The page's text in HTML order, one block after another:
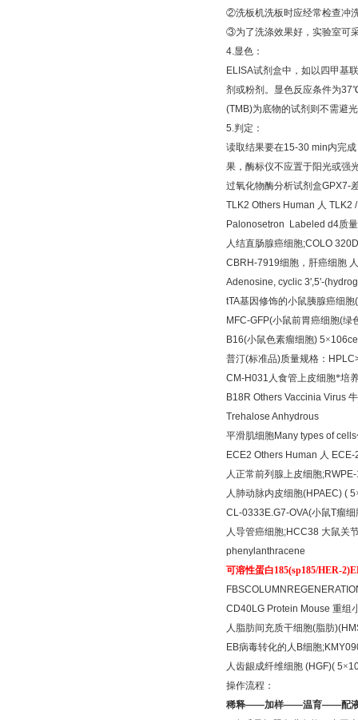
②洗板机洗板时应经常检查冲
③为了洗涤效果好，实验室可
4.显色：
ELISA试剂盒中，如以四甲基联
剂或粉剂。显色反应条件为37
(TMB)为底物的试剂则不需避
5.判定：
读取结果要在15-30 min内完
果，酶标仪不应置于阳光或强
过氧化物酶分析试剂盒GPX7-
TLK2 Others Human 人 TLK2
Palonosetron Labeled d4质
人结直肠腺癌细胞;COLO
CBRH-7919细胞，肝癌细胞
Adenosine, cyclic 3',5'-
tTA基因修饰的小鼠胰腺癌细胞
MFC-GFP(小鼠前胃癌细胞(绿
B16(小鼠色素瘤细胞) 5×
普汀(标准品)质量规格：
CM-H031 人食管上皮细胞*培
B18R Others Vaccinia Virus
Trehalose Anhydrous
平滑肌细胞Many types of cells
ECE2 Others Human 人
人正常前列腺上皮细胞
人肺动脉内皮细胞(HPAEC) ( 5
CL-0333E.G7-OVA(小鼠T瘤细
人导管癌细胞;HCC38 大鼠关
phenylanthracene
可溶性蛋白185(sp185/HER-
CD40LG Protein Mouse 重组
人脂肪间充质干细胞(脂肪
EB病毒转化的人 B细胞
人齿龈成纤维细胞 (HGF)( 5×
操作流程：
稀释——加样——温育——配